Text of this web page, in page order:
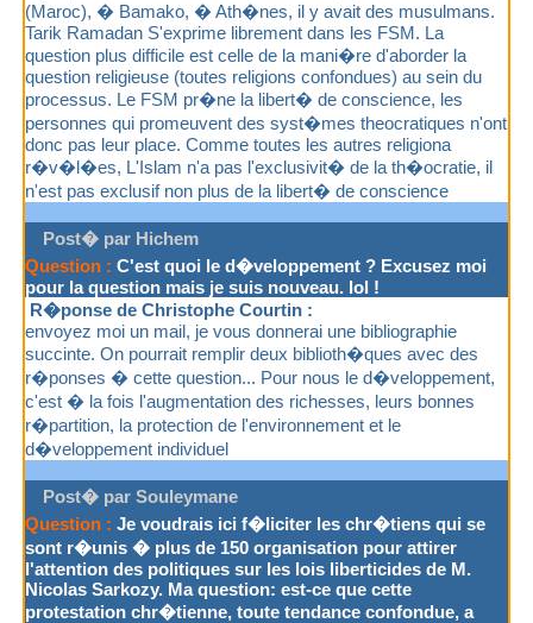
(Maroc), � Bamako, � Ath�nes, il y avait des musulmans.
Tarik Ramadan S'exprime librement dans les FSM. La
question plus difficile est celle de la mani�re d'aborder la
question religieuse (toutes religions confondues) au sein du
processus. Le FSM pr�ne la libert� de conscience, les
personnes qui promeuvent des syst�mes theocratiques n'ont
donc pas leur place. Comme toutes les autres religiona
r�v�l�es, L'Islam n'a pas l'exclusivit� de la th�ocratie, il
n'est pas exclusif non plus de la libert� de conscience
Post� par Hichem
Question : C'est quoi le d�veloppement ? Excusez moi
pour la question mais je suis nouveau. lol !
R�ponse de Christophe Courtin :
envoyez moi un mail, je vous donnerai une bibliographie
succinte. On pourrait remplir deux biblioth�ques avec des
r�ponses � cette question... Pour nous le d�veloppement,
c'est � la fois l'augmentation des richesses, leurs bonnes
r�partition, la protection de l'environnement et le
d�veloppement individuel
Post� par Souleymane
Question : Je voudrais ici f�liciter les chr�tiens qui se
sont r�unis � plus de 150 organisation pour attirer
l'attention des politiques sur les lois liberticides de M.
Nicolas Sarkozy. Ma question: est-ce que cette
protestation chr�tienne, toute tendance confondue, a